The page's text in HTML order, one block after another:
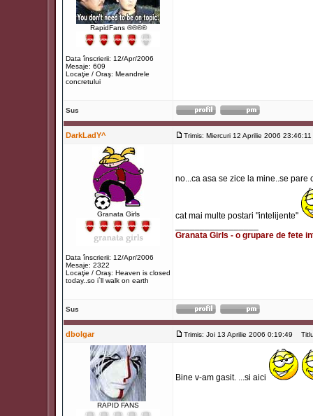
RapidFans ®®®®
Data înscrierii: 12/Apr/2006
Mesaje: 609
Locaţie / Oraş: Meandrele
concretului
Sus
DarkLadY^ Trimis: Miercuri 12 Aprilie 2006 23:46:11
Granata Girls
Data înscrierii: 12/Apr/2006
Mesaje: 2322
Locaţie / Oraş: Heaven is closed
today..so i`ll walk on earth
no...ca asa se zice la mine..se pare
cat mai multe postari "intelijente"
Granata Girls - o grupare de fete
Sus
dbolgar Trimis: Joi 13 Aprilie 2006 0:19:49
RAPID FANS
Bine v-am gasit. ...si aici